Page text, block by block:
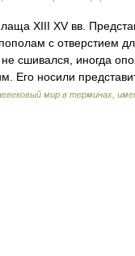
XIII XV вв.
с отверстием
сшивался, иногда
Его носили
мир в терминах,